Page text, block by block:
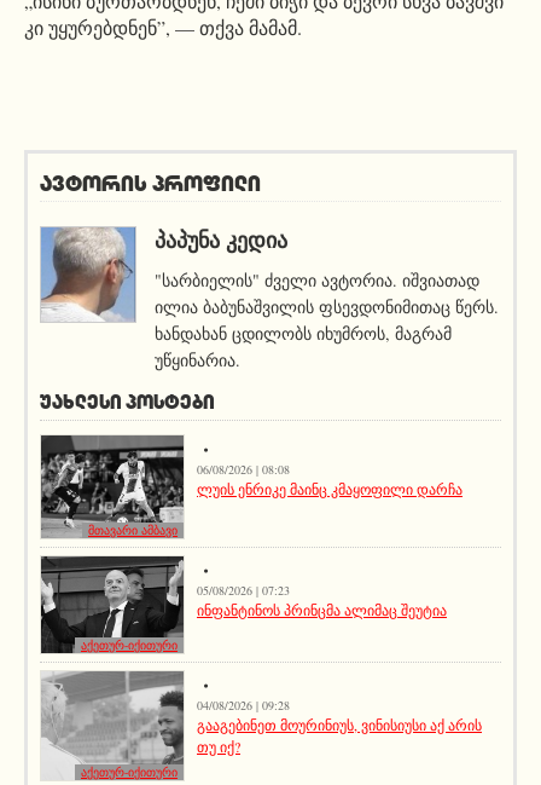
კი უყურებდნენ”, — თქვა მამამ.
ავტორის პროფილი
ᲞᲐᲞᲣᲜᲐ ᲙᲔᲓᲘᲐ
"სარბიელის" ძველი ავტორია. იშვიათად
ილია ბაბუნაშვილის ფსევდონიმითაც წერს.
ხანდახან ცდილობს იხუმროს, მაგრამ
უწყინარია.
ᲣᲐᲮᲚᲔᲡᲘ ᲞᲝᲡᲢᲔᲑᲘ
მთავარი ამბავი
06/08/2026 | 08:08
ლუის ენრიკე მაინც კმაყოფილი დარჩა
აქეთურ-იქითური
05/08/2026 | 07:23
ინფანტინოს პრინცმა ალიმაც შეუტია
აქეთურ-იქითური
04/08/2026 | 09:28
გააგებინეთ მოურინიუს, ვინისიუსი აქ არის
თუ იქ?